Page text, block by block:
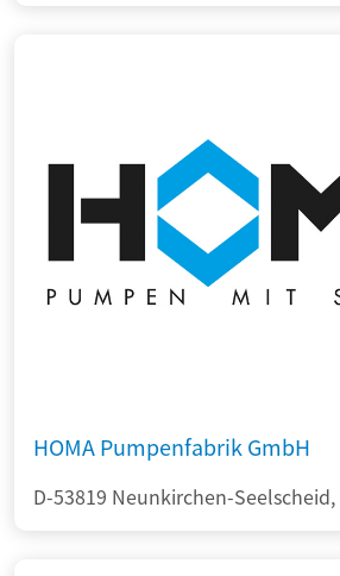
HOMA Pumpenfabrik GmbH
D-53819 Neunkirchen-